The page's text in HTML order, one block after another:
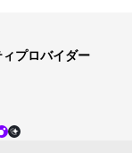
プロバイダー